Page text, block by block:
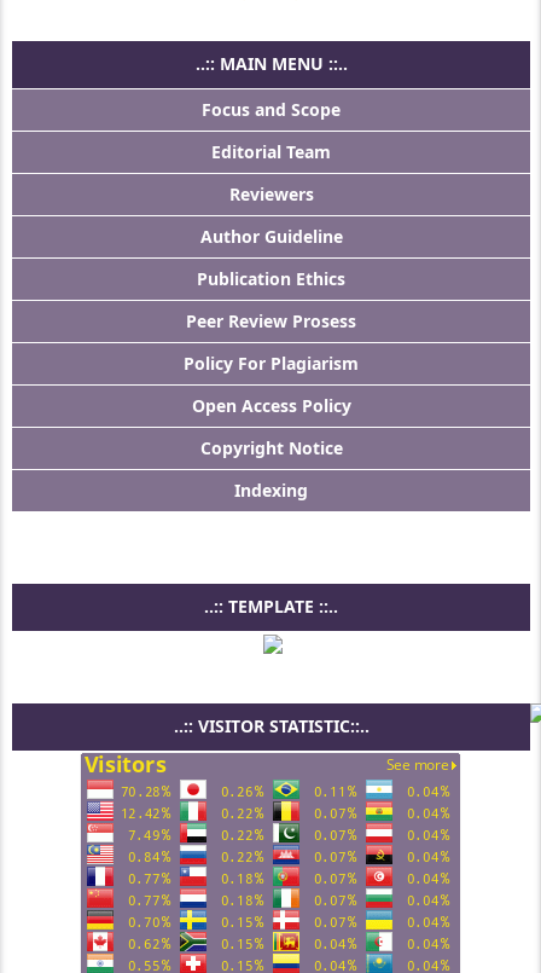
..:: MAIN MENU ::..
Focus and Scope
Editorial Team
Reviewers
Author Guideline
Publication Ethics
Peer Review Prosess
Policy For Plagiarism
Open Access Policy
Copyright Notice
Indexing
..:: TEMPLATE ::..
..:: VISITOR STATISTIC::..